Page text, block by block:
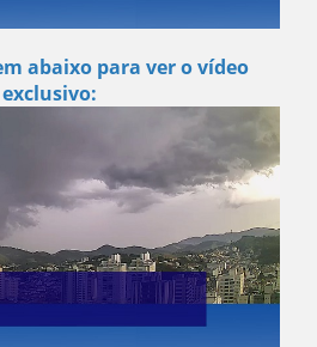
abaixo para ver o vídeo
exclusivo: